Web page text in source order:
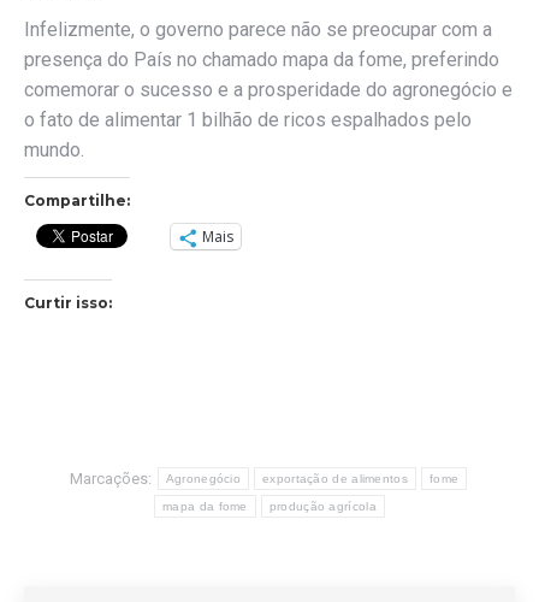
Infelizmente, o governo parece não se preocupar com a
presença do País no chamado mapa da fome, preferindo
comemorar o sucesso e a prosperidade do agronegócio e
o fato de alimentar 1 bilhão de ricos espalhados pelo
mundo.
Compartilhe:
Mais
Curtir isso:
Marcações: Agronegócio exportação de alimentos fome
mapa da fome produção agrícola